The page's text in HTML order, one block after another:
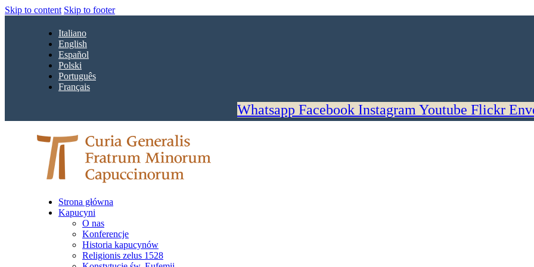
Skip to content Skip to footer
Italiano
English
Español
Polski
Português
Français
Whatsapp Facebook Instagram Youtube Flickr
Strona główna
Kapucyni
O nas
Konferencje
Historia kapucynów
Religionis zelus 1528